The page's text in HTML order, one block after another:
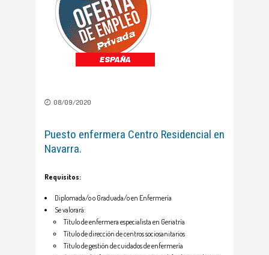
08/09/2020
Puesto enfermera Centro Residencial en
Navarra.
Requisitos:
Diplomada/o o Graduada/o en Enfermería
Se valorará:
Título de enfermera especialista en Geriatría
Título de dirección de centros sociosanitarios
Título de gestión de cuidados de enfermería